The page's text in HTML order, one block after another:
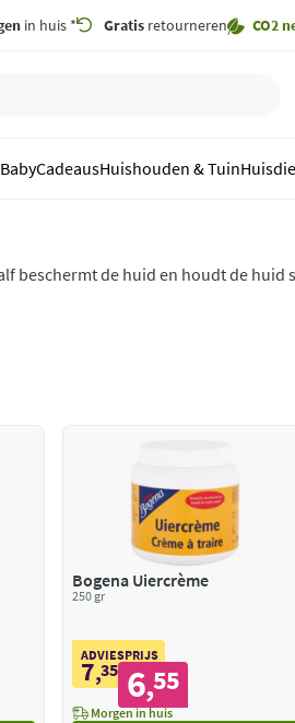
in huis * Gratis retourneren CO2
CadeausHuishouden & Tuin
beschermt de huid en houdt de huid
Bogena Uiercrème
250 gr
ADVIESPRIJS
7,35 6,55
Morgen in huis